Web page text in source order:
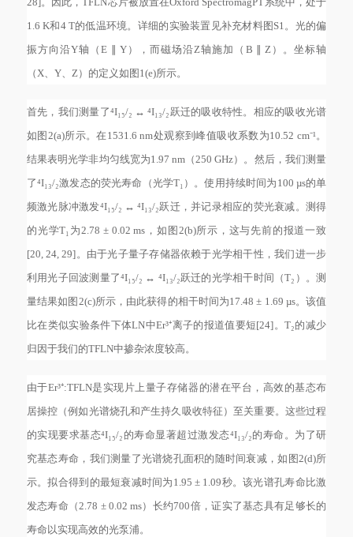
1.6 K和4 T的低温环境。详细的实验装置见补充材料图S1。光的偏
振方向沿Y轴（E ∥ Y），而磁场沿Z轴施加（B ∥ Z）。坐标轴
（X、Y、Z）的定义如图1(e)所示。
首先，我们测量了⁴I₁₅/₂ ↔ ⁴I₁₃/₂跃迁的吸收特性。相应的吸收光谱
如图2(a)所示。在1531.6 nm处观察到峰值吸收系数为10.52 cm⁻¹。
结果表明光学非均匀线宽为1.97 nm（250 GHz）。然后，我们测量
了⁴I₁₃/₂激发态的荧光寿命（光学T₁）。使用持续时间为100 µs的单
频激光脉冲激发⁴I₁₅/₂ ↔ ⁴I₁₃/₂跃迁，并记录相应的荧光衰减。测得
的光学T₁为2.78 ± 0.02 ms，如图2(b)所示，这与先前的报道一致
[20, 24, 29]。由于光子量子存储器依赖于光学相干性，我们进一步
利用光子回波测量了⁴I₁₅/₂ ↔ ⁴I₁₃/₂跃迁的光学相干时间（T₂）。测
量结果如图2(c)所示，由此获得的相干时间为17.48 ± 1.69 µs。该值
比在类似实验条件下体LN中Er³⁺离子的报道值要短[24]。T₂的减少
归因于我们的TFLN中掺杂浓度较高。
由于Er³⁺:TFLN是实现片上量子存储器的潜在平台，高效的基态布
居操控（例如光谱烧孔和产生持久吸收特征）至关重要。这些过程
的实现要求基态⁴I₁₅/₂的寿命显著超过激发态⁴I₁₃/₂的寿命。为了研
究基态寿命，我们测量了光谱烧孔面积的随时间衰减，如图2(d)所
示。拟合得到的最短衰减时间为1.95 ± 1.09秒。该光谱孔寿命比激
发态寿命（2.78 ± 0.02 ms）长约700倍，证实了基态具有足够长的
寿命以实现高效的光泵浦。